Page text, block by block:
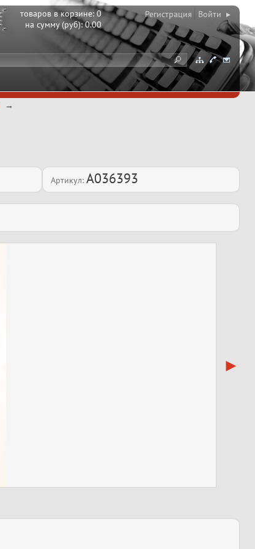
товаров в корзине:0
на сумму (руб):0.00
Регистрация Войти ▸
Артикул: A036393